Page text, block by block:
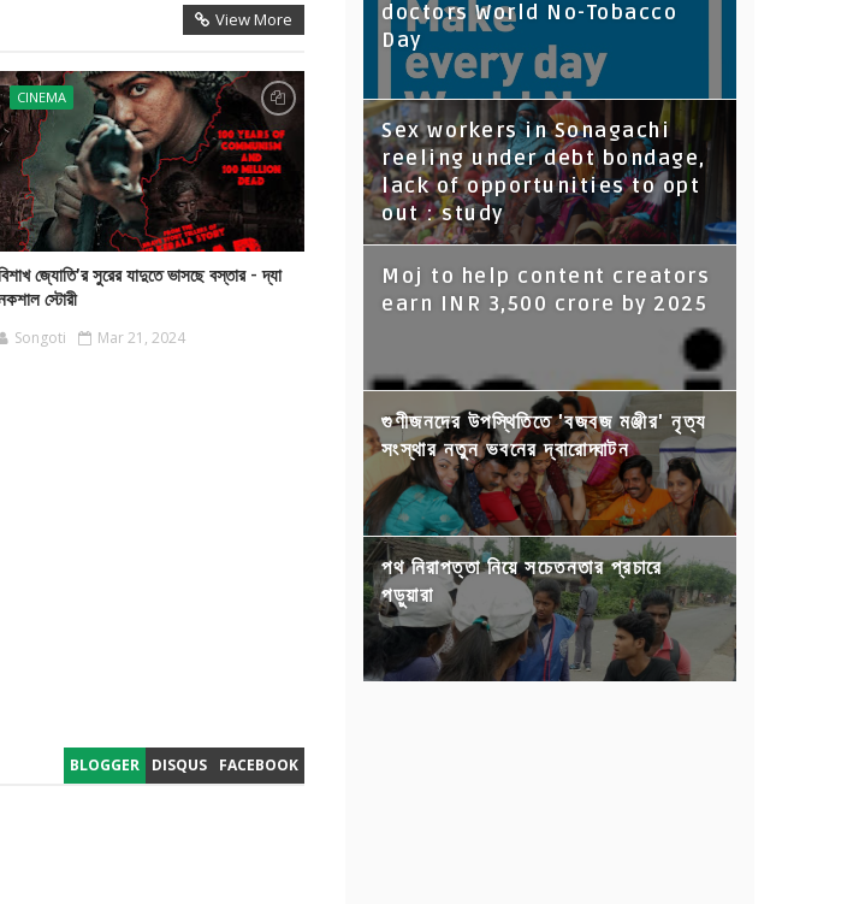
View More
CINEMA
জ্যোতি’র সুরের যাদুতে ভাসছে বস্তার - দ্যা
স্টোরী
Songoti Mar 21, 2024
BLOGGER DISQUS FACEBOOK
doctors World No-Tobacco
Day
Sex workers in Sonagachi
reeling under debt bondage,
lack of opportunities to opt
out : study
Moj to help content creators
earn INR 3,500 crore by 2025
গুণীজনদের উপস্থিতিতে 'বজবজ মঞ্জীর' নৃত্য
সংস্থার নতুন ভবনের দ্বারোদ্ঘাটন
পথ নিরাপত্তা নিয়ে সচেতনতার প্রচারে
পড়ুয়ারা